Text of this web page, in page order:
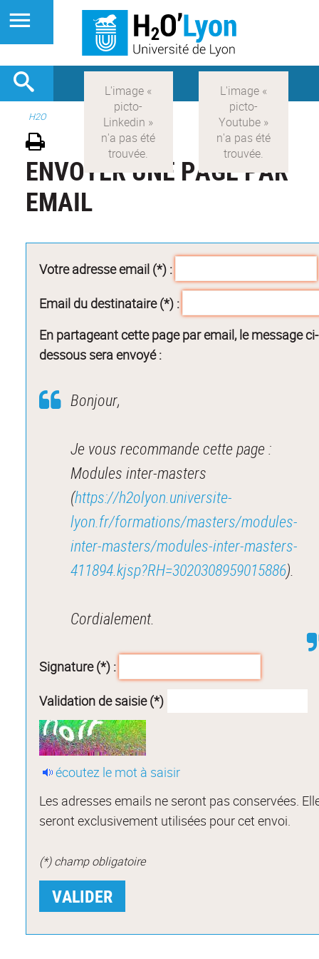
H2O
ENVOYER UNE PAGE PAR
EMAIL
Votre adresse email (*) :
Email du destinataire (*) :
En partageant cette page par email, le message ci-
dessous sera envoyé :
Bonjour,
Je vous recommande cette page :
Modules inter-masters
(https://h2olyon.universite-
lyon.fr/formations/masters/modules-
inter-masters/modules-inter-masters-
411894.kjsp?RH=3020308959015886).
Cordialement.
Signature (*) :
Validation de saisie (*)
écoutez le mot à saisir
Les adresses emails ne seront pas conservées.
seront exclusivement utilisées pour cet envoi.
(*) champ obligatoire